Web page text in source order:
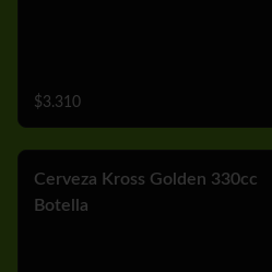
$3.310
Cerveza Kross Golden 330cc
Botella